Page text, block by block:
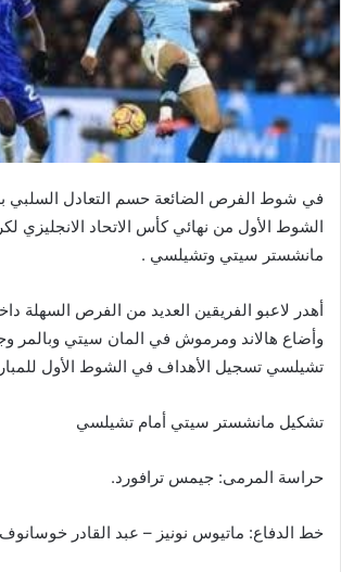
في شوط الفرص الضائعة حسم التعادل السلبي
الشوط الأول من نهائي كأس الاتحاد الانجليزي
مانشستر سيتي وتشيلسي .
أهدر لاعبو الفريقين العديد من الفرص السهلة
وأضاع هالاند ومرموش في المان سيتي وبالمر
تشيلسي تسجيل الأهداف في الشوط الأول
تشكيل مانشستر سيتي أمام تشيلسي
حراسة المرمى: جيمس ترافورد.
خط الدفاع: ماتيوس نونيز – عبد القادر